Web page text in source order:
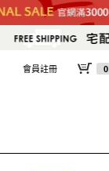
會員註冊 0